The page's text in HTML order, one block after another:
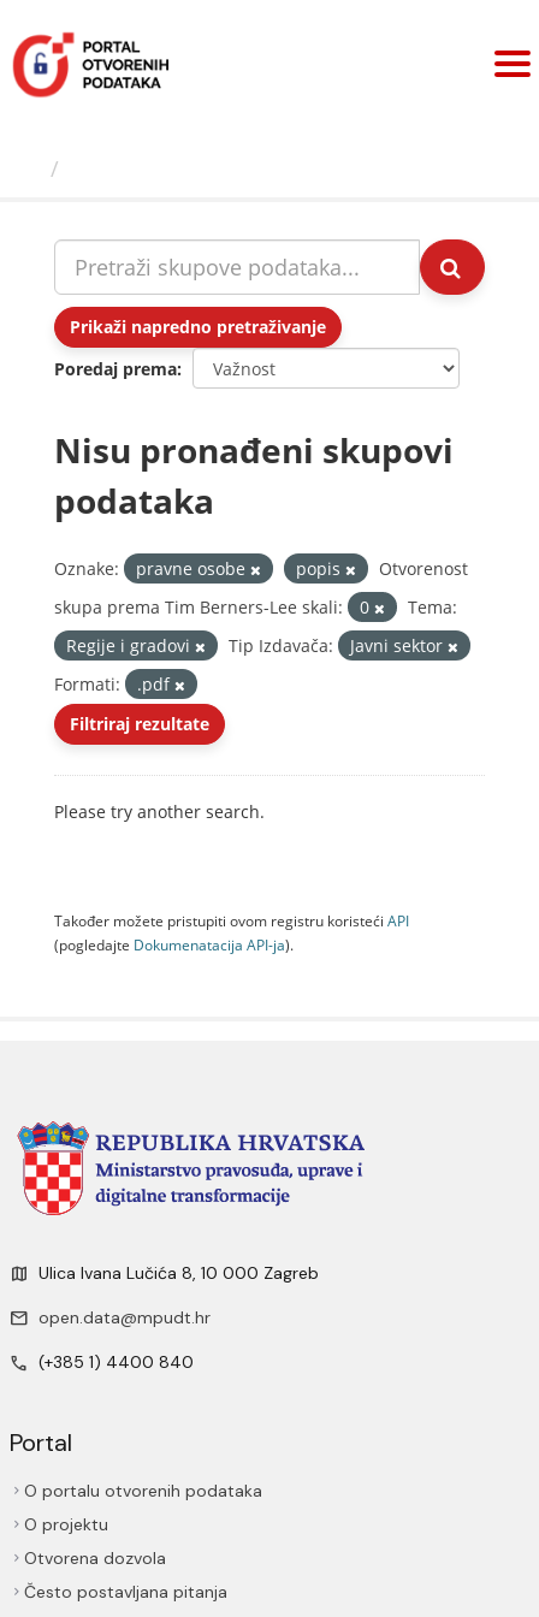
sadržaj
Prikaži napredno pretraživanje
Poredaj prema
Nisu pronađeni skupovi
podataka
Oznake: pravne osobe popis
Otvorenost
skupa prema Tim Berners-Lee skali:
0
Tema:
Regije i gradovi
Tip Izdavača:
Javni sektor
Formati:
.pdf
Filtriraj rezultate
Please try another search.
Također možete pristupiti ovom registru koristeći API
(pogledajte Dokumenаtаcijа API-jа).